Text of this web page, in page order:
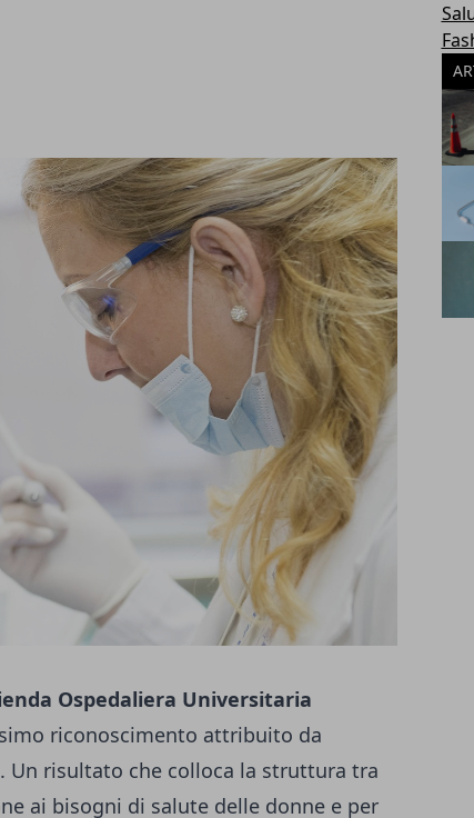
Ospedaliera Universitaria
riconoscimento attribuito da
. Un risultato che colloca la struttura tra
ai bisogni di salute delle donne e per